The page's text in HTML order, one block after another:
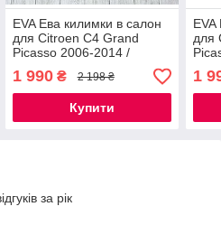
EVA Ева килимки в салон
для Citroen C4 Grand
Picasso 2006-2014 /
Сітроєн С4 Гранд Пікасо
килимки
1 990₴ 2 198 ₴
Купити
для
1
за рік